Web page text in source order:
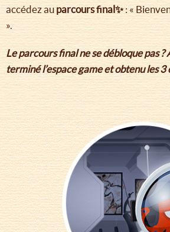
accédez auparcours final✨: «
».
Le parcours final ne se débloque pas ?
terminé l’espace game et obtenu les 3